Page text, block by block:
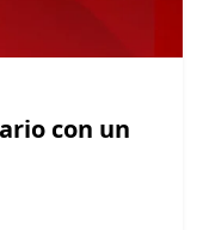
con un